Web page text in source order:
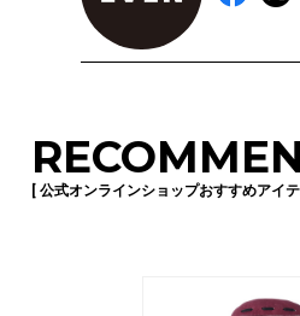
[ 公式オンラインショップおすすめアイテ